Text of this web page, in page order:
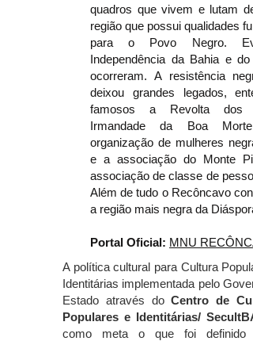
quadros que vivem e lutam
região que possui qualidades
para o Povo Negro.
Independência da Bahia e do
ocorreram. A resistência
deixou grandes legados,
famosos a Revolta dos
Irmandade da Boa Morte
organização de mulheres
e a associação do Monte
associação de classe de
Além de tudo o Recôncavo
a região mais negra da
Portal Oficial: MNU
A política cultural para Cultura
Identitárias implementada pelo
Estado através doCentro de
Populares e Identitárias/ SecultBA
como meta o que foi definido